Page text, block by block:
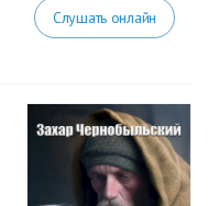
Слушать онлайн